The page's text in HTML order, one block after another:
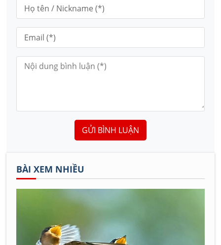
GỬI BÌNH LUẬN
BÀI XEM NHIỀU